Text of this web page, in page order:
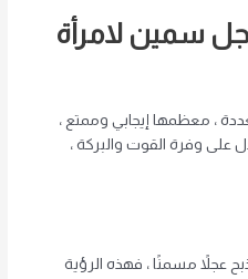
سمين لامرأة
، معظمها إيجابي وممتع ،
على وفرة القوت والبركة ،
عجلاً مسمنًا ، فهذه الرؤية